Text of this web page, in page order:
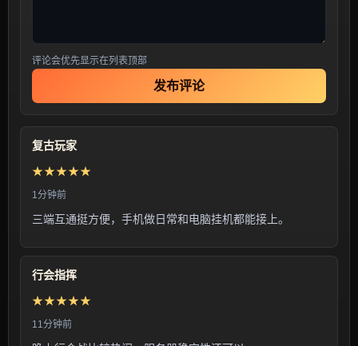
评论会优先显示在列表顶部
发布评论
复古玩家
★★★★★
1分钟前
三端互通挺方便，手机做日常和电脑挂机都能接上。
行会指挥
★★★★★
11分钟前